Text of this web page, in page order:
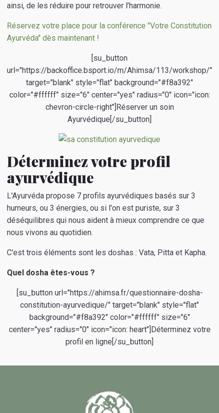
ainsi, de les réduire pour retrouver l’harmonie.
Réservez votre place pour la conférence "Votre Constitution
Ayurvéda" dès maintenant !
[su_button
url="https://backoffice.bsport.io/m/Ahimsa/113/workshop/"
target="blank" style="flat" background="#f8a392"
color="#ffffff" size="6" center="yes" radius="0" icon="icon:
chevron-circle-right"]Réserver un soin
Ayurvédique[/su_button]
Déterminez votre profil
ayurvédique
L'Ayurvéda propose 7 profils ayurvédiques basés sur 3
humeurs, ou 3 énergies, ou si l'on est puriste, sur 3
déséquilibres qui nous aident à mieux comprendre ce que
nous vivons au quotidien.
C'est trois éléments sont les doshas : Vata, Pitta et Kapha.
Quel dosha êtes-vous ?
[su_button url="https://ahimsa.fr/questionnaire-dosha-
constitution-ayurvedique/" target="blank" style="flat"
background="#f8a392" color="#ffffff" size="6"
center="yes" radius="0" icon="icon: heart"]Déterminez votre
profil en ligne[/su_button]